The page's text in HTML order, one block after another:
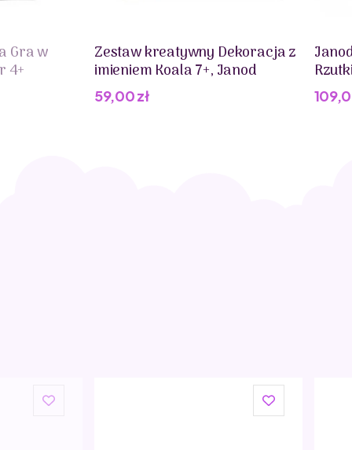
Gra w
4+
Zestaw kreatywny Dekoracja z
imieniem Koala 7+, Janod
59,00zł